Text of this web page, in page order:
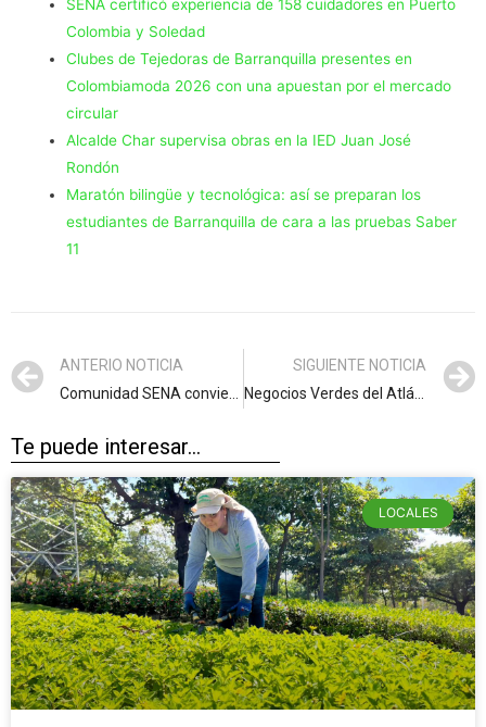
SENA certificó experiencia de 158 cuidadores en Puerto
Colombia y Soledad
Clubes de Tejedoras de Barranquilla presentes en
Colombiamoda 2026 con una apuestan por el mercado
circular
Alcalde Char supervisa obras en la IED Juan José
Rondón
Maratón bilingüe y tecnológica: así se preparan los
estudiantes de Barranquilla de cara a las pruebas Saber
11
ANTERIO NOTICIA
SIGUIENTE NOTICIA
Te puede interesar...
LOCALES